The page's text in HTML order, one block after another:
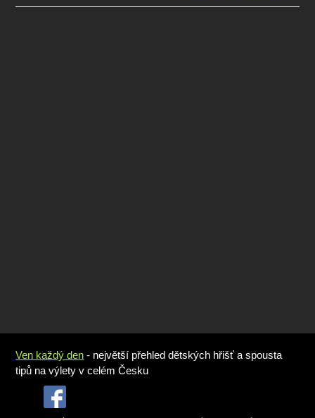
Ven každý den - největší přehled dětských hřišť a spousta
tipů na výlety v celém Česku